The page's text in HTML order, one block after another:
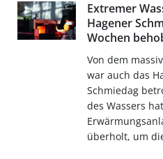
Extremer
Hagener
Wochen
Von dem
war auch das
Schmiedag
des Wassers
überholt, um